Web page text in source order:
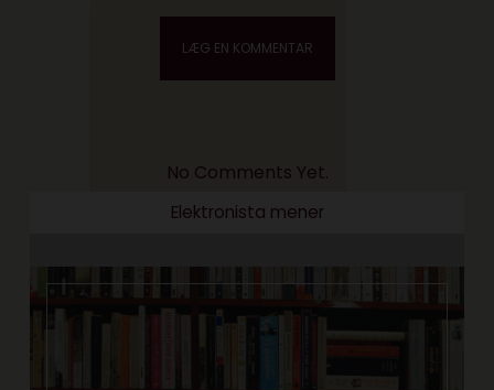
No Comments Yet.
Elektronista mener